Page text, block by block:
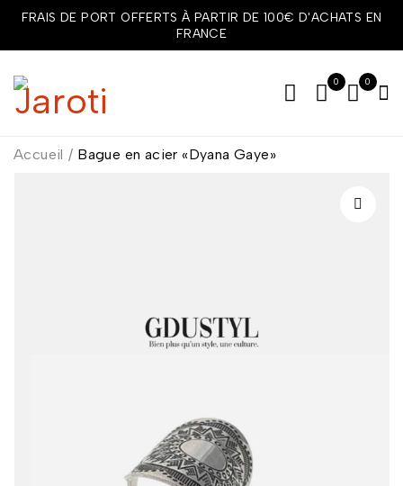
FRAIS DE PORT OFFERTS À PARTIR DE 100€ D'ACHATS EN
FRANCE
0 0
Accueil / Bague en acier «Dyana Gaye»